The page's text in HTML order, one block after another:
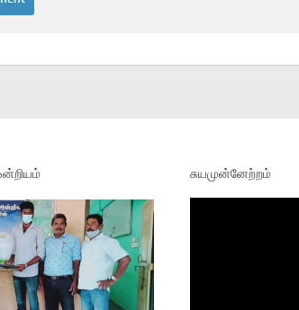
சுயமுன்னேற்றம்